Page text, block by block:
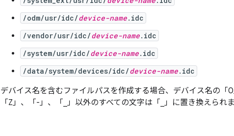
/odm/usr/idc/device-name.idc
/vendor/usr/idc/device-name.idc
/system/usr/idc/device-name.idc
/data/system/devices/idc/device-name.idc
デバイス名を含むファイルパスを作成する場合、デバイス名の「
「Z」、「-」、「_」以外のすべての文字は「_」に置き換えられま